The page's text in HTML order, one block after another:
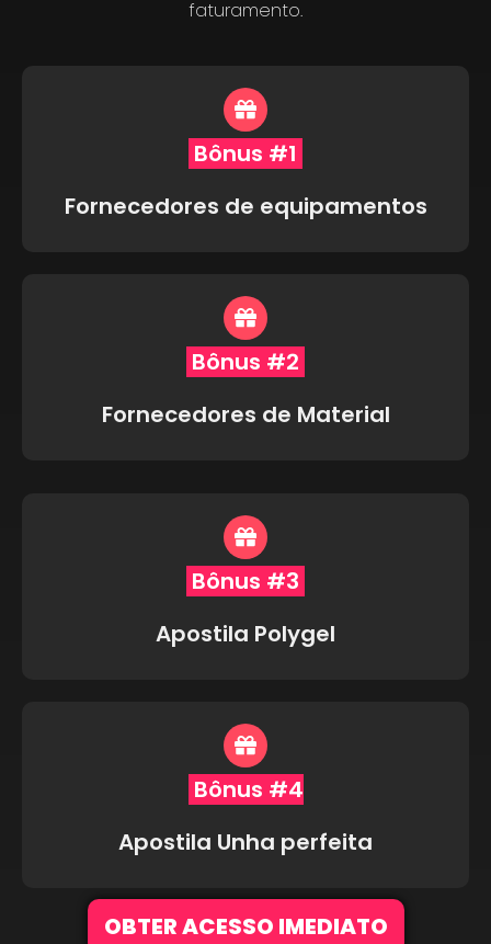
faturamento.
Bônus #1
Fornecedores de equipamentos
Bônus #2
Fornecedores de Material
Bônus #3
Apostila Polygel
Bônus #4
Apostila Unha perfeita
OBTER ACESSO IMEDIATO